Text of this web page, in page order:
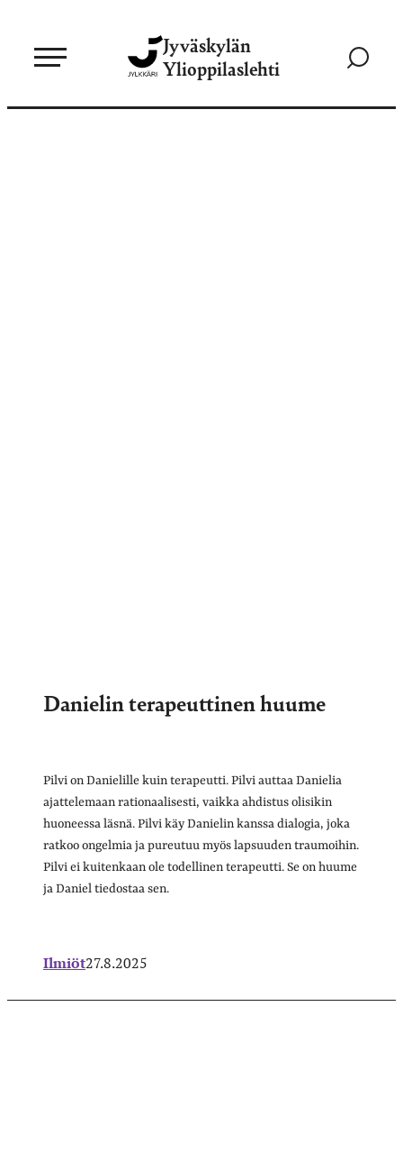
sisältöön
Jyväskylän
Ylioppilaslehti
Siirry
Danielin terapeuttinen huume
Pilvi on Danielille kuin terapeutti. Pilvi auttaa Danielia
ajattelemaan rationaalisesti, vaikka ahdistus olisikin
huoneessa läsnä. Pilvi käy Danielin kanssa dialogia, joka
ratkoo ongelmia ja pureutuu myös lapsuuden traumoihin.
Pilvi ei kuitenkaan ole todellinen terapeutti. Se on huume
ja Daniel tiedostaa sen.
Ilmiöt27.8.2025